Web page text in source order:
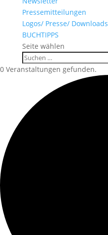
Pressemitteilungen
Logos/ Presse/ Downloads
BUCHTIPPS
Seite wählen
0 Veranstaltungen gefunden.